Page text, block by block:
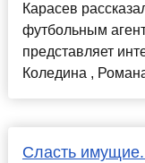
Карасев
футбольным
представляет
Коледина ,
Сласть имущие.